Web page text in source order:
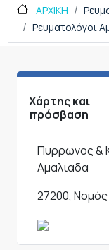
ΑΡΧΙΚΗ
Ρευματολόγοι
Χάρτης και
πρόσβαση
Πυρρωνος &
Αμαλιαδα
27200, Νομός